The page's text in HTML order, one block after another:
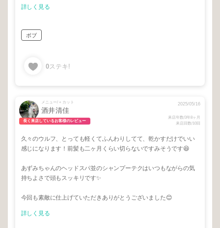
詳しく見る
ボブ
0ステキ!
メニュー/ + カット
酒井清佳
長く来店しているお客様のレビュー
2025/05/16
来店年数/3年8ヶ月
来店回数/10回
久々のウルフ、とっても軽くてふんわりしてて、乾かすだけでいい
感じになります！前髪も二ヶ月くらい切らないですみそうです😆
あずみちゃんのヘッドスパ並のシャンプーテクはいつもながらの気
持ちよさで頭もスッキリです✨
今回も素敵に仕上げていただきありがとうございました😊
詳しく見る